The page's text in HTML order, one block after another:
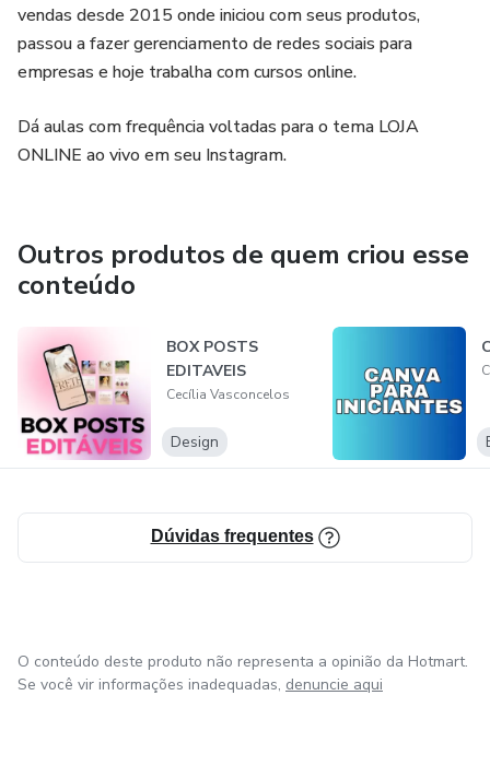
vendas desde 2015 onde iniciou com seus produtos,
passou a fazer gerenciamento de redes sociais para
empresas e hoje trabalha com cursos online.
Dá aulas com frequência voltadas para o tema LOJA
ONLINE ao vivo em seu Instagram.
Outros produtos de quem criou esse
conteúdo
BOX POSTS
EDITAVEIS
Cecília Vasconcelos
Design
Dúvidas frequentes
O conteúdo deste produto não representa a opinião da Hotmart.
Se você vir informações inadequadas, denuncie aqui